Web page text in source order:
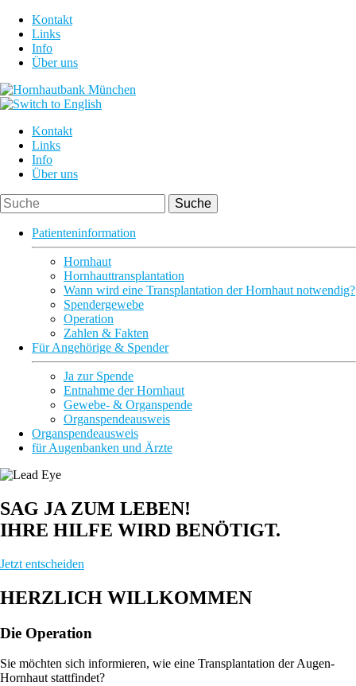
Kontakt
Links
Info
Über uns
Kontakt
Links
Info
Über uns
Patienteninformation
Hornhaut
Hornhauttransplantation
Wann wird eine Transplantation der Hornhaut notwendig?
Spendergewebe
Operation
Zahlen & Fakten
Für Angehörige & Spender
Ja zur Spende
Entnahme der Hornhaut
Gewebe- & Organspende
Organspendeausweis
Organspendeausweis
für Augenbanken und Ärzte
SAG JA ZUM LEBEN!
IHRE HILFE WIRD BENÖTIGT.
Jetzt entscheiden
HERZLICH WILLKOMMEN
Die Operation
Sie möchten sich informieren, wie eine Transplantation der Augen-
Hornhaut stattfindet?